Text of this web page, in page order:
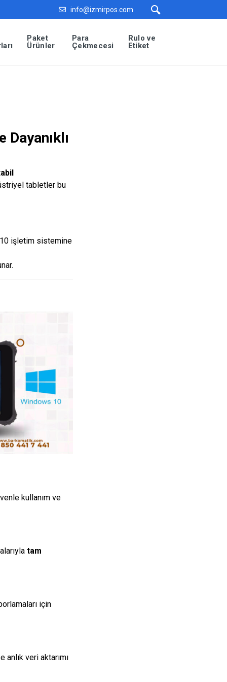
info@izmirpos.com
Paket
Ürünler
Para
Çekmecesi
Rulo ve
Etiket
Dayanıklı
tabletler bu
işletim sistemine
kullanım ve
tam
için
veri aktarımı